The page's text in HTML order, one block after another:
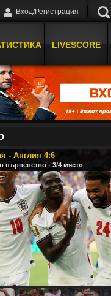
Вход/Регистрация
LIVESCORE
- Англия 4:6
първенство - 3/4 място